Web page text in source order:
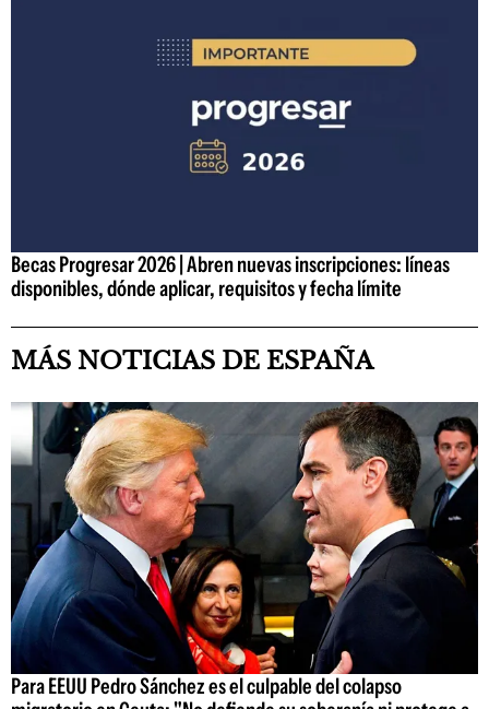
Becas Progresar 2026 | Abren nuevas inscripciones: líneas
disponibles, dónde aplicar, requisitos y fecha límite
MÁS NOTICIAS DE ESPAÑA
Para EEUU Pedro Sánchez es el culpable del colapso